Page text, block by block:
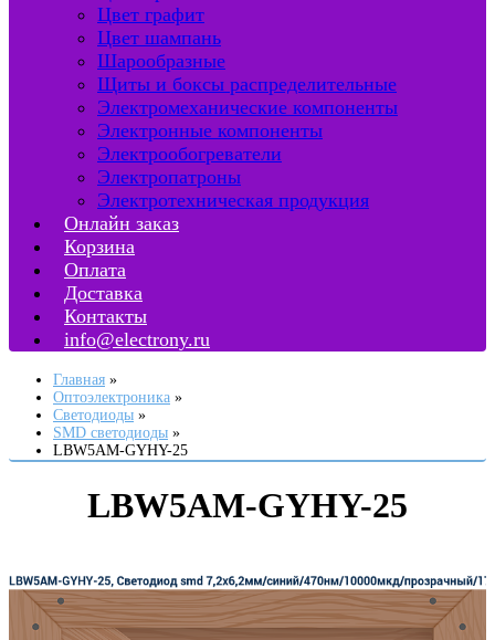
Цвет графит
Цвет шампань
Шарообразные
Щиты и боксы распределительные
Электромеханические компоненты
Электронные компоненты
Электрообогреватели
Электропатроны
Электротехническая продукция
Онлайн заказ
Корзина
Оплата
Доставка
Контакты
info@electrony.ru
Главная
Оптоэлектроника
Светодиоды
SMD светодиоды
LBW5AM-GYHY-25
LBW5AM-GYHY-25